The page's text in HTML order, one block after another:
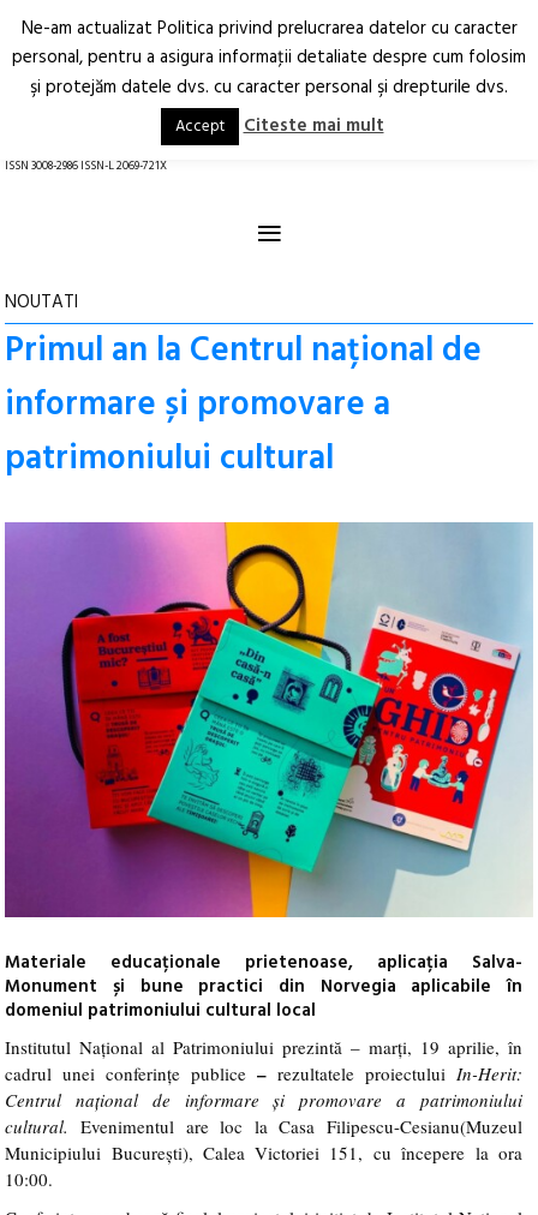
Arhitectură.
Oraș.
RO EN
ISSN 3008-2986 ISSN-L 2069-721X
≡
NOUTATI
Primul an la Centrul național de
informare și promovare a
patrimoniului cultural
Materiale educaționale prietenoase, aplicația Salva-
Monument și bune practici din Norvegia aplicabile în
domeniul patrimoniului cultural local
Institutul Național al Patrimoniului prezintă – marți, 19 aprilie, în
cadrul unei conferințe publice – rezultatele proiectului In-Herit:
Centrul național de informare și promovare a patrimoniului
cultural.
Evenimentul are loc laCasa Filipescu-Cesianu(Muzeul
Municipiului București), Calea Victoriei 151, cu începere la ora
10:00.
Ne-am actualizat Politica privind prelucrarea datelor cu caracter
personal, pentru a asigura informaţii detaliate despre cum folosim
şi protejăm datele dvs. cu caracter personal şi drepturile dvs.
Accept Citeste mai mult